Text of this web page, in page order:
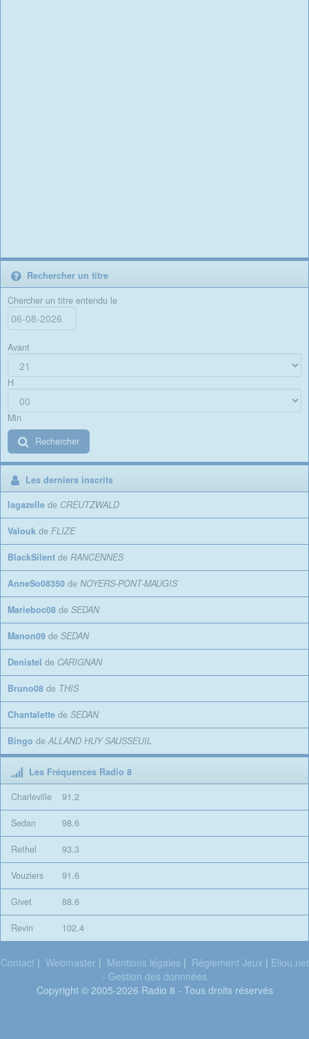
Rechercher un titre
Chercher un titre entendu le
Avant
H
Min
Rechercher
Les derniers inscrits
lagazelle de CREUTZWALD
Valouk de FLIZE
BlackSilent de RANCENNES
AnneSo08350 de NOYERS-PONT-MAUGIS
Marieboc08 de SEDAN
Manon09 de SEDAN
Denistel de CARIGNAN
Bruno08 de THIS
Chantalette de SEDAN
Bingo de ALLAND HUY SAUSSEUIL
Les Fréquences Radio 8
Charleville
91.2
Sedan 98.6
Rethel 93.3
Vouziers 91.6
Givet 88.6
Revin 102.4
Contact| Webmaster| Mentions légales | Règlement Jeux | Eliou.net
- Gestion des donnnées
Copyright © 2005-2026 Radio 8 - Tous droits réservés